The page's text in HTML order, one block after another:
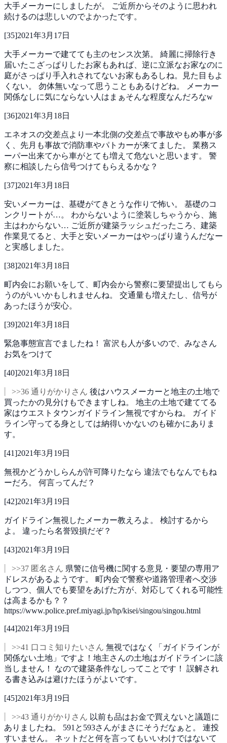
大手メーカーにしましたが。
ご近所からそのように思われ
続けるのは悲しいのでよかったです。
[35]2021年3月17日
大手メーカーで建てても主のセンス次第。 綺麗に掃除行き
届いたこざっぱりしたお家もあれば、逆に立派なお家なのに
庭がさっぱり手入れされてないお家もあるしね。見た目もよ
くない。 勿体無いなって思うこともあるけどね。
メーカー
関係なしに気にならない人はまぁそんな程度なんだろなw
[36]2021年3月18日
エネオスの交差点より一本北側の交差点で事故やもめ事が多
く、先月も事故で消防車やパトカーが来てました。 業務ス
ーパー出来てから車がとても増えて危ないと思います。 警
察に相談したら信号つけてもらえるかな？
[37]2021年3月18日
安いメーカーは、基礎がてきとうな作りで怖い。 基礎のコ
ンクリートが…。 わからないように塗装しちゃうから、施
主はわからない… ご近所が建築ラッシュだったころ、建築
作業見てると、大手と安いメーカーはやっぱり違うんだなー
と実感しました。
[38]2021年3月18日
町内会にお願いをして、町内会から警察に要望提出してもら
うのがいいかもしれませんね。 交通量も増えたし、信号が
あったほうが安心。
[39]2021年3月18日
緊急事態宣言でましたね！ 富沢も人が多いので、みなさん
お気をつけて
[40]2021年3月18日
>>36 通りがかりさん 後はハウスメーカーと地主の土地で
買ったかの見分けもできますしね。 地主の土地で建ててる
家はウエストタウンガイドライン無視ですからね。
ガイド
ライン守ってる身としては納得いかないのも確かにありま
す。
[41]2021年3月19日
無視かどうかしらんが許可降りたなら 違法でもなんでもね
ーだろ。 何言ってんだ？
[42]2021年3月19日
ガイドライン無視したメーカー教えろよ。 検討するから
よ。 違ったら名誉毀損だぞ？
[43]2021年3月19日
>>37 匿名さん 県警に信号機に関する意見・要望の専用ア
ドレスがあるようです。 町内会で警察や道路管理者へ交渉
しつつ、個人でも要望をあげた方が、対応してくれる可能性
は高まるかも？？
https://www.police.pref.miyagi.jp/hp/kisei/singou/singou.html
[44]2021年3月19日
>>41 口コミ知りたいさん 無視ではなく「ガイドラインが
関係ない土地」ですよ！地主さんの土地はガイドラインに該
当しません！ なので建築条件なしってことです！ 誤解され
る書き込みは避けたほうがよいです。
[45]2021年3月19日
>>43 通りがかりさん 以前も品はお金で買えないと議題に
ありましたね。 591と593さんがまさにそうだなぁと。 連投
すいません。 ネットだと何を言ってもいいわけではないて